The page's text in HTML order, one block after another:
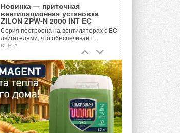
Новинка — приточная
вентиляционная установка
ZILON ZPW-N 2000 INT EC
Серия построена на вентиляторах с EC-
двигателями, что обеспечивает ...
ВЧЕРА
Учёные ЮУрГУ создали
каскадную установку,
объединяющую солнечную и
геотермальную энергию
Природосберегающие технологии ...
ВЧЕРА
Для Арктики создали